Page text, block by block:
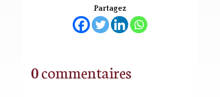
Partagez
0 commentaires